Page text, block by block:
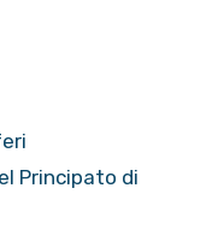
Principato di